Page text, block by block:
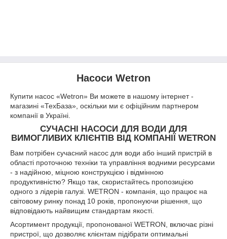
Насоси Wetron
Купити насос «Wetron» Ви можете в нашому інтернет -
магазині «ТехБаза», оскільки ми є офіційним партнером
компанії в Україні.
СУЧАСНІ НАСОСИ ДЛЯ ВОДИ ДЛЯ
ВИМОГЛИВИХ КЛІЄНТІВ ВІД КОМПАНІЇ WETRON
Вам потрібен сучасний насос для води або інший пристрій в
області проточною техніки та управління водними ресурсами
- з надійною, міцною конструкцією і відмінною
продуктивністю? Якщо так, скористайтесь пропозицією
одного з лідерів галузі. WETRON - компанія, що працює на
світовому ринку понад 10 років, пропонуючи рішення, що
відповідають найвищим стандартам якості.
Асортимент продукції, пропонованої WETRON, включає різні
пристрої, що дозволяє клієнтам підібрати оптимальні